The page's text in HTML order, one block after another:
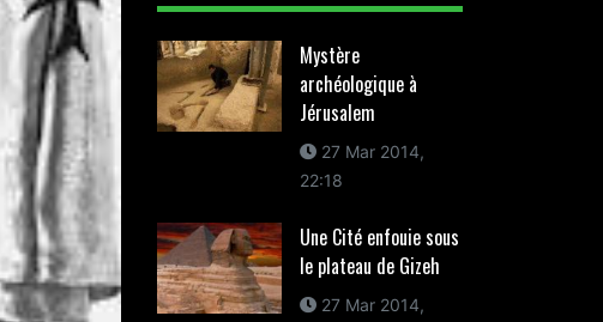
Mystère
archéologique à
Jérusalem
27 Mar 2014,
22:18
Une Cité enfouie sous
le plateau de Gizeh
27 Mar 2014,